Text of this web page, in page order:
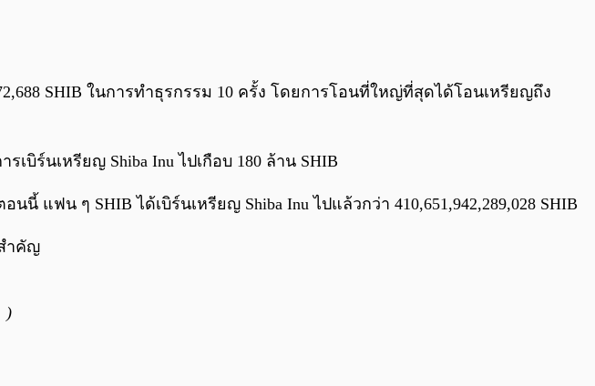
SHIB ในการทำธุรกรรม 10 ครั้ง โดยการโอนที่ใหญ่ที่สุดได้โอนเหรียญถึง
บิร์นเหรียญ Shiba Inu ไปเกือบ 180 ล้าน SHIB
ฟน ๆ SHIB ได้เบิร์นเหรียญ Shiba Inu ไปแล้วกว่า 410,651,942,289,028 SHIB
ำคัญ
)